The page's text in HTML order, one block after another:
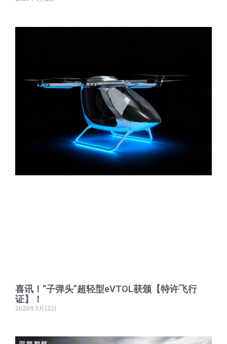
喜讯！“子弹头”超轻型eVTOL获颁【特许飞行
证】！
2026年3月12日